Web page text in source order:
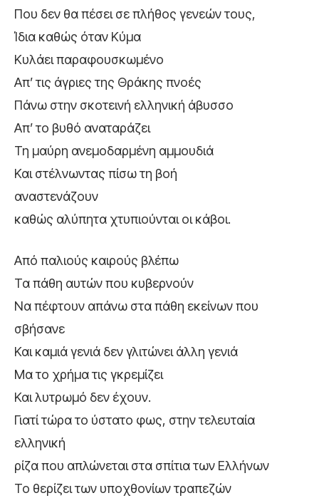
Που δεν θα πέσει σε πλήθος γενεών τους,
Ίδια καθώς όταν Κύμα
Κυλάει παραφουσκωμένο
Απ’ τις άγριες της Θράκης πνοές
Πάνω στην σκοτεινή ελληνική άβυσσο
Απ’ το βυθό αναταράζει
Τη μαύρη ανεμοδαρμένη αμμουδιά
Και στέλνωντας πίσω τη βοή
αναστενάζουν
καθώς αλύπητα χτυπιούνται οι κάβοι.
Από παλιούς καιρούς βλέπω
Τα πάθη αυτών που κυβερνούν
Να πέφτουν απάνω στα πάθη εκείνων που
σβήσανε
Και καμιά γενιά δεν γλιτώνει άλλη γενιά
Μα το χρήμα τις γκρεμίζει
Και λυτρωμό δεν έχουν.
Γιατί τώρα το ύστατο φως, στην τελευταία
ελληνική
ρίζα που απλώνεται στα σπίτια των Ελλήνων
Το θερίζει των υποχθονίων τραπεζών